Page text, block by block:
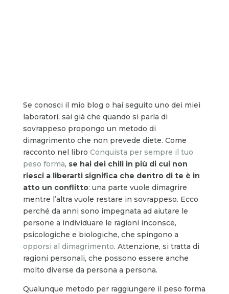
Se conosci il mio blog o hai seguito uno dei miei
laboratori, sai già che quando si parla di
sovrappeso propongo un metodo di
dimagrimento che non prevede diete. Come
racconto nel libro Conquista per sempre il tuo
peso forma, se hai dei chili in più di cui non
riesci a liberarti significa che dentro di te è in
atto un conflitto: una parte vuole dimagrire
mentre l’altra vuole restare in sovrappeso. Ecco
perché da anni sono impegnata ad aiutare le
persone a individuare le ragioni inconsce,
psicologiche e biologiche, che spingono a
opporsi al dimagrimento. Attenzione, si tratta di
ragioni personali, che possono essere anche
molto diverse da persona a persona.
Qualunque metodo per raggiungere il peso forma